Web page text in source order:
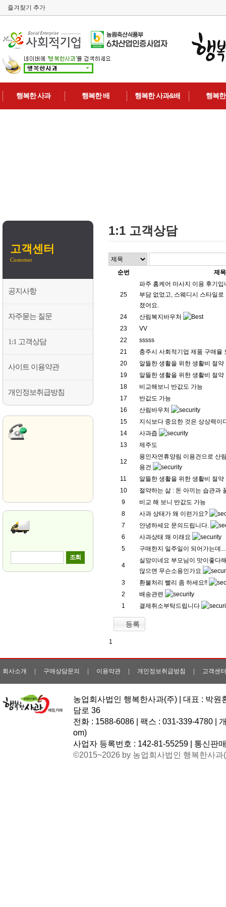
즐겨찾기 추가
행복한 사과 행복한 배 행복한 사과&배 행복
고객센터
Customer
공지사항
자주묻는 질문
1:1 고객상담
사이트 이용약관
개인정보취급방침
조회
1:1 고객상담
순번 제목
25
파주 홈케어 마사지 이용 후기
부담 없었고, 스웨디시 스타일
졌어요.
24
산림복지바우처
23
VV
22
sssss
21
충주시 사회적기업 제품 구매
20
알뜰한 생활을 위한 생활비 절약
19
알뜰한 생활을 위한 생활비 절약
18
비교해보니 반값도 가능
17
반값도 가능
16
산림바우처
15
지식보다 중요한 것은 상상력이
14
사과즙
13
제주도
12
용인자연휴양림 이용건으로 산
용건
11
알뜰한 생활을 위한 생활비 절약
10
절약하는 삶 : 돈 아끼는 습관과
9
비교 해 보니 반값도 가능
8
사과 상태가 왜 이런가요?
7
안녕하세요 문의드립니다.
6
사과상태 왜 이래요
5
구매한지 일주일이 되어가는데...
4
실망이네요 부모님이 맛이좋다
않으면 무슨소용인가요
3
환불처리 빨리 좀 하세요!!
2
배송관련
1
결제취소부탁드립니다
등록
1
회사소개 구매상담문의 이용약관 개인정보취급방침 고객센터
농업회사법인 행복한사과(주) | 대표 : 박
담로 36
전화 : 1588-6086 | 팩스 : 031-339-4780 |
om)
사업자 등록번호 : 142-81-55259 | 통신판
©2015~2026 by 농업회사법인 행복한사